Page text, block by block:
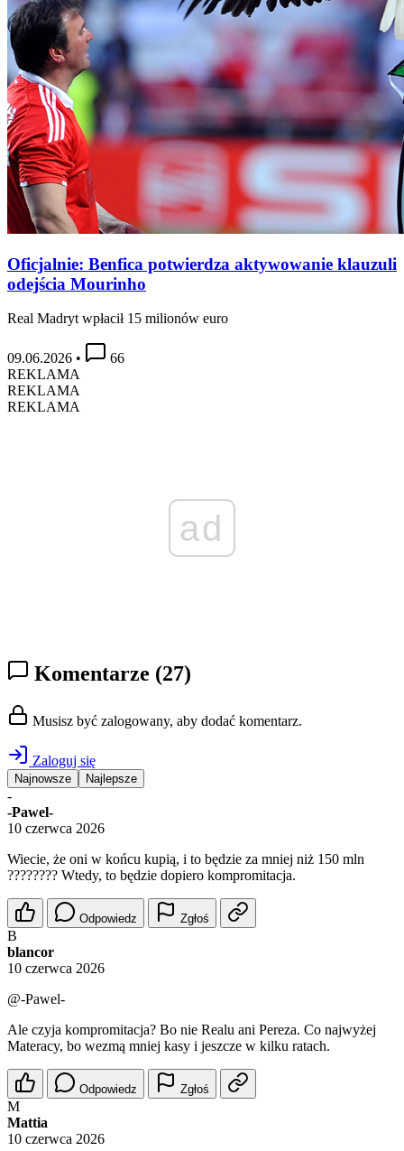
Oficjalnie: Benfica potwierdza aktywowanie klauzuli
odejścia Mourinho
Real Madryt wpłacił 15 milionów euro
09.06.2026 •
66
REKLAMA
REKLAMA
REKLAMA
ad
Komentarze (27)
Musisz być zalogowany, aby dodać komentarz.
Zaloguj się
Najnowsze Najlepsze
-
-Pawel-
10 czerwca 2026
Wiecie, że oni w końcu kupią, i to będzie za mniej niż 150 mln
???????? Wtedy, to będzie dopiero kompromitacja.
Odpowiedz Zgłoś
B
blancor
10 czerwca 2026
@-Pawel-
Ale czyja kompromitacja? Bo nie Realu ani Pereza. Co najwyżej
Materacy, bo wezmą mniej kasy i jeszcze w kilku ratach.
Odpowiedz Zgłoś
M
Mattia
10 czerwca 2026